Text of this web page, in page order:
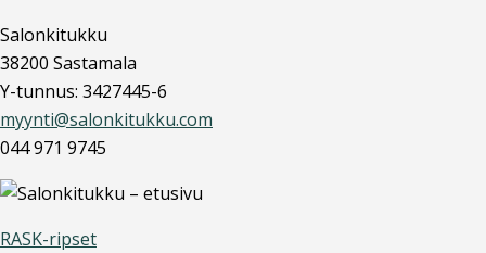
Salonkitukku
38200 Sastamala
Y-tunnus: 3427445-6
myynti@salonkitukku.com
044 971 9745
RASK-ripset